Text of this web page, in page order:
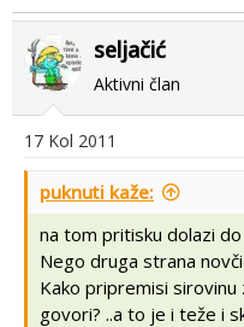
seljačić
Aktivni član
17 Kol 2011
puknuti kaže:
na tom pritisku dolazi
Nego druga strana
Kako pripremisi
govori? ..a to je i teže i